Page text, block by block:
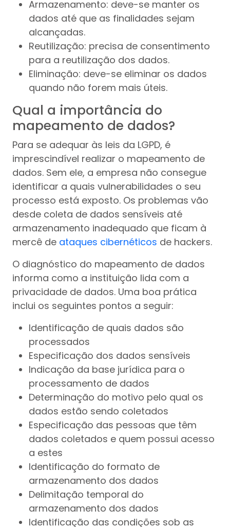
Armazenamento: deve-se manter os
dados até que as finalidades sejam
alcançadas.
Reutilização: precisa de consentimento
para a reutilização dos dados.
Eliminação: deve-se eliminar os dados
quando não forem mais úteis.
Qual a importância do
mapeamento de dados?
Para se adequar às leis da LGPD, é
imprescindível realizar o mapeamento de
dados. Sem ele, a empresa não consegue
identificar a quais vulnerabilidades o seu
processo está exposto. Os problemas vão
desde coleta de dados sensíveis até
armazenamento inadequado que ficam à
mercê de ataques cibernéticos de hackers.
O diagnóstico do mapeamento de dados
informa como a instituição lida com a
privacidade de dados. Uma boa prática
inclui os seguintes pontos a seguir:
Identificação de quais dados são
processados
Especificação dos dados sensíveis
Indicação da base jurídica para o
processamento de dados
Determinação do motivo pelo qual os
dados estão sendo coletados
Especificação das pessoas que têm
dados coletados e quem possui acesso
a estes
Identificação do formato de
armazenamento dos dados
Delimitação temporal do
armazenamento dos dados
Identificação das condições sob as